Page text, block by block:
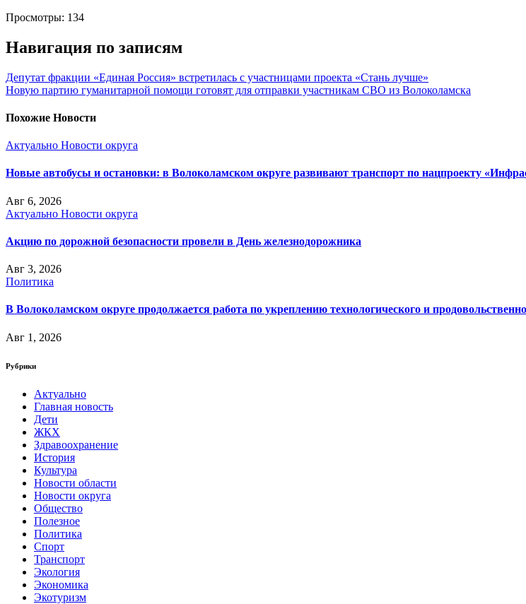
Просмотры: 134
Навигация по записям
Депутат фракции «Единая Россия» встретилась с участницами проекта «Стань лучше»
Новую партию гуманитарной помощи готовят для отправки участникам СВО из Волоколамска
Похожие Новости
Актуально Новости округа
Новые автобусы и остановки: в Волоколамском округе развивают транспорт по нацпроекту
Авг 6, 2026
Актуально Новости округа
Акцию по дорожной безопасности провели в День железнодорожника
Авг 3, 2026
Политика
В Волоколамском округе продолжается работа по укреплению технологического и
Авг 1, 2026
Рубрики
Актуально
Главная новость
Дети
ЖКХ
Здравоохранение
История
Культура
Новости области
Новости округа
Общество
Полезное
Политика
Спорт
Транспорт
Экология
Экономика
Экотуризм